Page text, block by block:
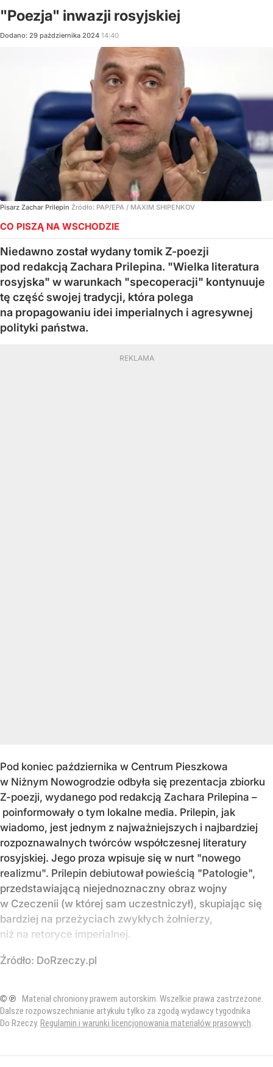
"Poezja" inwazji rosyjskiej
Dodano: 29 października 2024 14:40
Pisarz Zachar Prilepin Źródło: PAP/EPA / MAXIM SHIPENKOV
CO PISZĄ NA WSCHODZIE
Niedawno został wydany tomik Z-poezji
pod redakcją Zachara Prilepina. "Wielka literatura
rosyjska" w warunkach "specoperacji" kontynuuje
tę część swojej tradycji, która polega
na propagowaniu idei imperialnych i agresywnej
polityki państwa.
Pod koniec października w Centrum Pieszkowa
w Niżnym Nowogrodzie odbyła się prezentacja zbiorku
Z-poezji, wydanego pod redakcją Zachara Prilepina –
poinformowały o tym lokalne media. Prilepin, jak
wiadomo, jest jednym z najważniejszych i najbardziej
rozpoznawalnych twórców współczesnej literatury
rosyjskiej. Jego proza wpisuje się w nurt "nowego
realizmu". Prilepin debiutował powieścią "Patologie",
przedstawiającą niejednoznaczny obraz wojny
w Czeczenii (w której sam uczestniczył), skupiając się
bardziej na przeżyciach zwykłych żołnierzy,
niż na retoryce imperialnej.
Źródło: DoRzeczy.pl
© ℗ Materiał chroniony prawem autorskim. Wszelkie prawa zastrzeżone.
Dalsze rozpowszechnianie artykułu tylko za zgodą wydawcy tygodnika
Do Rzeczy. Regulamin i warunki licencjonowania materiałów prasowych